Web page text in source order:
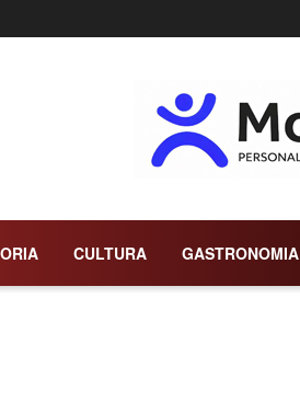
CULTURA GASTRONOMIA